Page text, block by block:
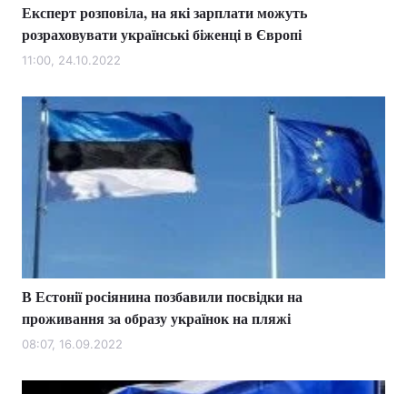
Експерт розповіла, на які зарплати можуть
розраховувати українські біженці в Європі
11:00, 24.10.2022
В Естонії росіянина позбавили посвідки на
проживання за образу українок на пляжі
08:07, 16.09.2022